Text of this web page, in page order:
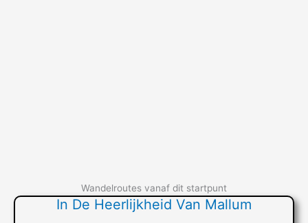
Wandelroutes vanaf dit startpunt
In De Heerlijkheid Van Mallum